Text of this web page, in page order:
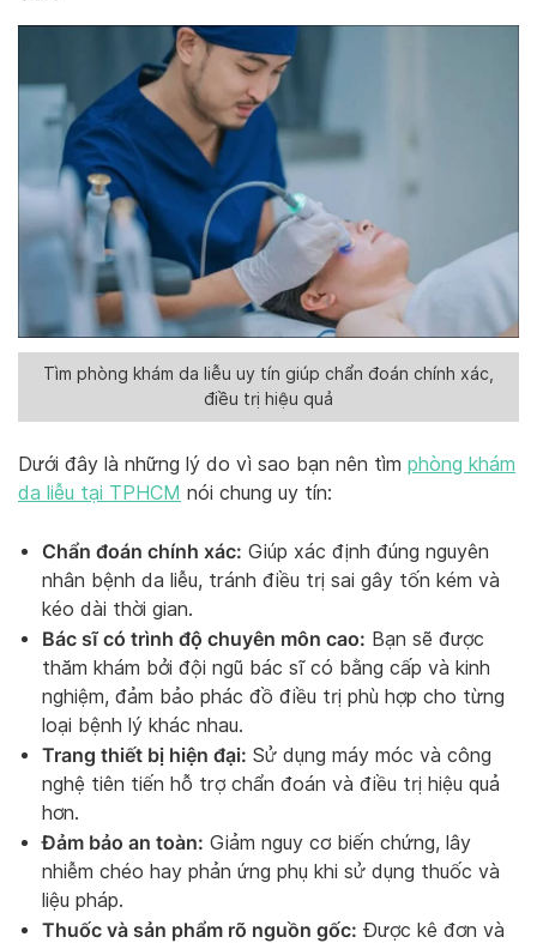
Tìm phòng khám da liễu uy tín giúp chẩn đoán chính xác,
điều trị hiệu quả
Dưới đây là những lý do vì sao bạn nên tìm phòng khám
da liễu tại TPHCM nói chung uy tín:
Chẩn đoán chính xác: Giúp xác định đúng nguyên
nhân bệnh da liễu, tránh điều trị sai gây tốn kém và
kéo dài thời gian.
Bác sĩ có trình độ chuyên môn cao: Bạn sẽ được
thăm khám bởi đội ngũ bác sĩ có bằng cấp và kinh
nghiệm, đảm bảo phác đồ điều trị phù hợp cho từng
loại bệnh lý khác nhau.
Trang thiết bị hiện đại: Sử dụng máy móc và công
nghệ tiên tiến hỗ trợ chẩn đoán và điều trị hiệu quả
hơn.
Đảm bảo an toàn: Giảm nguy cơ biến chứng, lây
nhiễm chéo hay phản ứng phụ khi sử dụng thuốc và
liệu pháp.
Thuốc và sản phẩm rõ nguồn gốc: Được kê đơn và